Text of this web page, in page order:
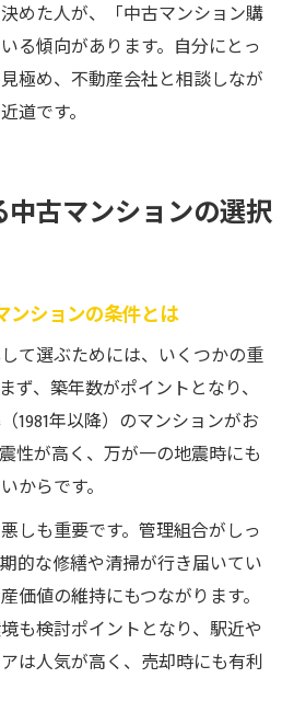
めた人が、「中古マンション購
る傾向があります。自分にとっ
極め、不動産会社と相談しなが
道です。
古マンションの選択
ンションの条件とは
て選ぶためには、いくつかの重
ず、築年数がポイントとなり、
1981年以降）のマンションがお
性が高く、万が一の地震時にも
からです。
しも重要です。管理組合がしっ
的な修繕や清掃が行き届いてい
価値の維持にもつながります。
も検討ポイントとなり、駅近や
は人気が高く、売却時にも有利